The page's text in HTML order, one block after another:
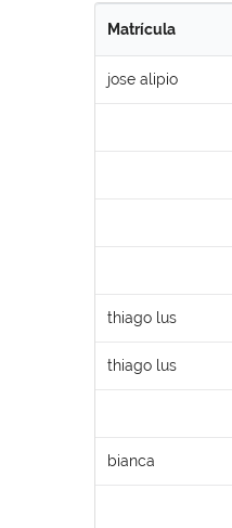
Matrícula
jose alipio
thiago lus
thiago lus
bianca